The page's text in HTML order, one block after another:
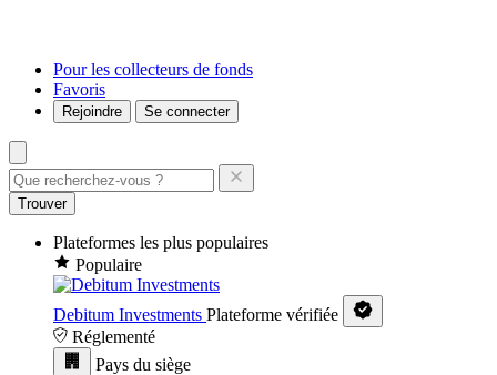
Pour les collecteurs de fonds
Favoris
Rejoindre Se connecter
Trouver
Plateformes les plus populaires
Populaire
Debitum Investments Plateforme vérifiée
Réglementé
Pays du siège